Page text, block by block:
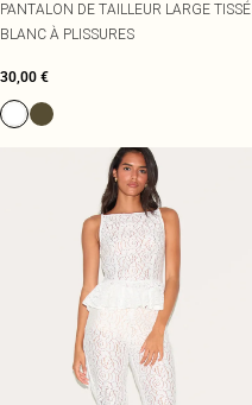
PANTALON DE TAILLEUR LARGE TISSÉ
BLANC À PLISSURES
30,00 €